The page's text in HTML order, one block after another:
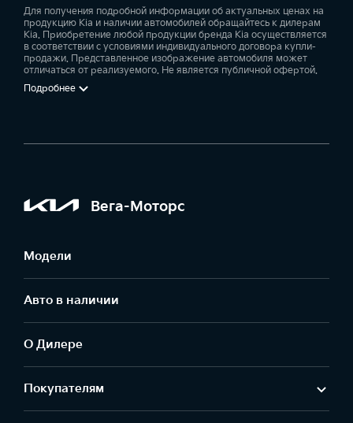
Для получения подробной информации об актуальных ценах на
продукцию Kia и наличии автомобилей обращайтесь к дилерам
Kia. Приобретение любой продукции бренда Kia осуществляется
в соответствии с условиями индивидуального договора купли-
продажи. Представленное изображение автомобиля может
отличаться от реализуемого. Не является публичной офертой.
Подробнее
Вега-Моторс
Модели
Авто в наличии
О Дилере
Покупателям